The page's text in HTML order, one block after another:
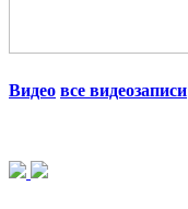
Видео все видеозаписи